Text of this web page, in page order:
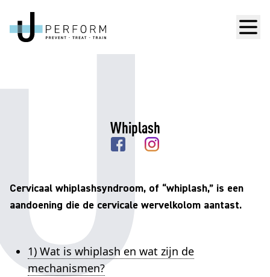
Whiplash
Cervicaal whiplashsyndroom, of “whiplash,” is een
aandoening die de cervicale wervelkolom aantast.
1) Wat is whiplash en wat zijn de
mechanismen?